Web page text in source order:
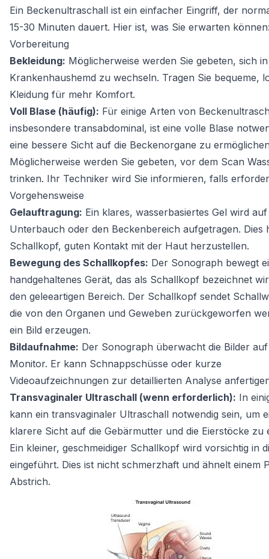
Ein Beckenultraschall ist ein einfacher Eingriff, der
15-30 Minuten dauert. Hier ist, was Sie erwarten
Vorbereitung
Bekleidung: Möglicherweise werden Sie gebeten, sich
Krankenhaushemd zu wechseln. Tragen Sie bequeme,
Kleidung für mehr Komfort.
Voll Blase (häufig): Für einige Arten von
insbesondere transabdominal, ist eine volle Blase
eine bessere Sicht auf die Beckenorgane zu
Möglicherweise werden Sie gebeten, vor dem Scan
trinken. Ihr Techniker wird Sie informieren, falls
Vorgehensweise
Gelauftragung: Ein klares, wasserbasiertes Gel wird
Unterbauch oder den Beckenbereich aufgetragen. Dies
Schallkopf, guten Kontakt mit der Haut herzustellen.
Bewegung des Schallkopfes: Der Sonograph bewegt
handgehaltenes Gerät, das als Schallkopf bezeichnet
den geleeartigen Bereich. Der Schallkopf sendet
die von den Organen und Geweben zurückgeworfen
ein Bild erzeugen.
Bildaufnahme: Der Sonograph überwacht die Bilder
Monitor. Er kann Schnappschüsse oder kurze
Videoaufzeichnungen zur detaillierten Analyse
Transvaginaler Ultraschall (wenn erforderlich): In
kann ein transvaginaler Ultraschall notwendig sein, um
klarere Sicht auf die Gebärmutter und die Eierstöcke zu
Ein kleiner, geschmeidiger Schallkopf wird vorsichtig in
eingeführt. Dies ist nicht schmerzhaft und ähnelt einem
Abstrich.